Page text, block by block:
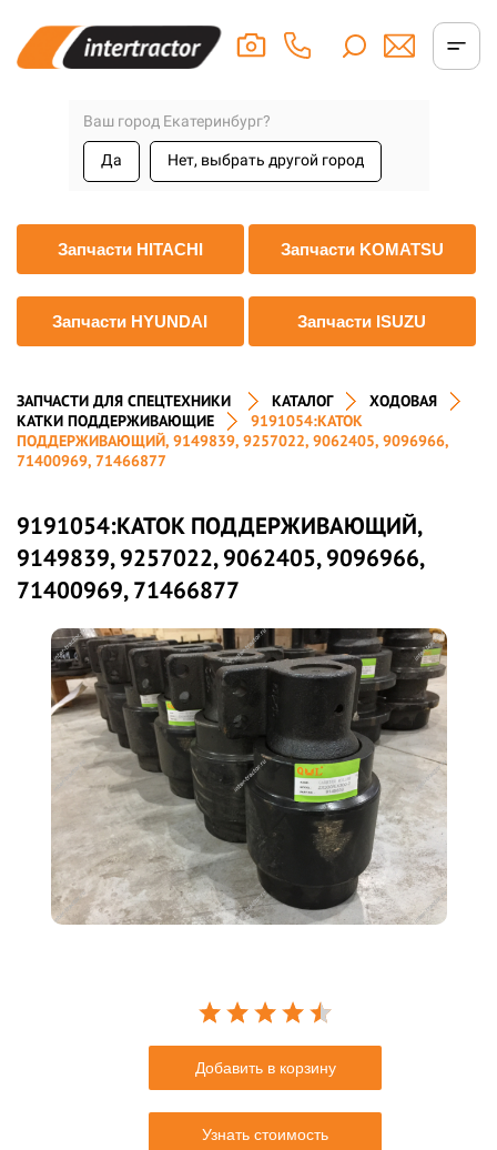
Ваш город Екатеринбург?
Да Нет, выбрать другой город
Запчасти HITACHI Запчасти KOMATSU
Запчасти HYUNDAI Запчасти ISUZU
ЗАПЧАСТИ ДЛЯ СПЕЦТЕХНИКИ КАТАЛОГ
ХОДОВАЯ
КАТКИ ПОДДЕРЖИВАЮЩИЕ
9191054:КАТОК
ПОДДЕРЖИВАЮЩИЙ, 9149839, 9257022, 9062405, 9096966,
71400969, 71466877
9191054:КАТОК ПОДДЕРЖИВАЮЩИЙ,
9149839, 9257022, 9062405, 9096966,
71400969, 71466877
Добавить в корзину
Узнать стоимость